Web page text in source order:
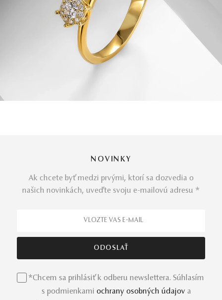
NOVINKY
Ak chcete byť medzi prvými, ktorí sa dozvedia o
našich novinkách, uveďte svoju e-mailovú adresu *
*Chcem sa prihlásiť k odberu newslettera. Súhlasím
s podmienkami ochrany osobných údajov a